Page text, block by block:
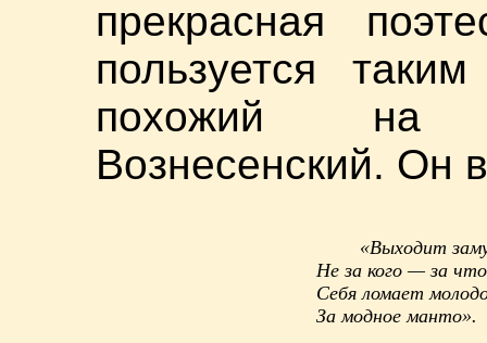
прекрасная
пользуется
похожий на
Вознесенский. Он
«Выходит
Не за кого — за
Себя ломает
За модное манто».